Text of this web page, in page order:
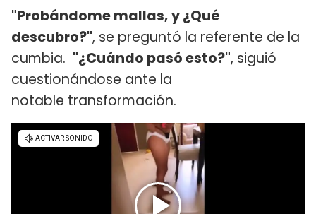
"Probándome mallas, y ¿Qué
descubro?", se preguntó la referente de la
cumbia. "¿Cuándo pasó esto?", siguió
cuestionándose ante la
notable transformación.